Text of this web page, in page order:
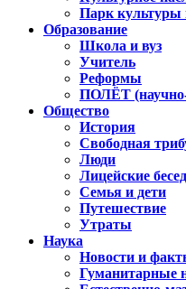
Парк культуры
Образование
Школа и вуз
Учитель
Реформы
ПОЛЁТ (научно-
Общество
История
Свободная
Люди
Лицейские
Семья и дети
Путешествие
Утраты
Наука
Новости и
Гуманитарные